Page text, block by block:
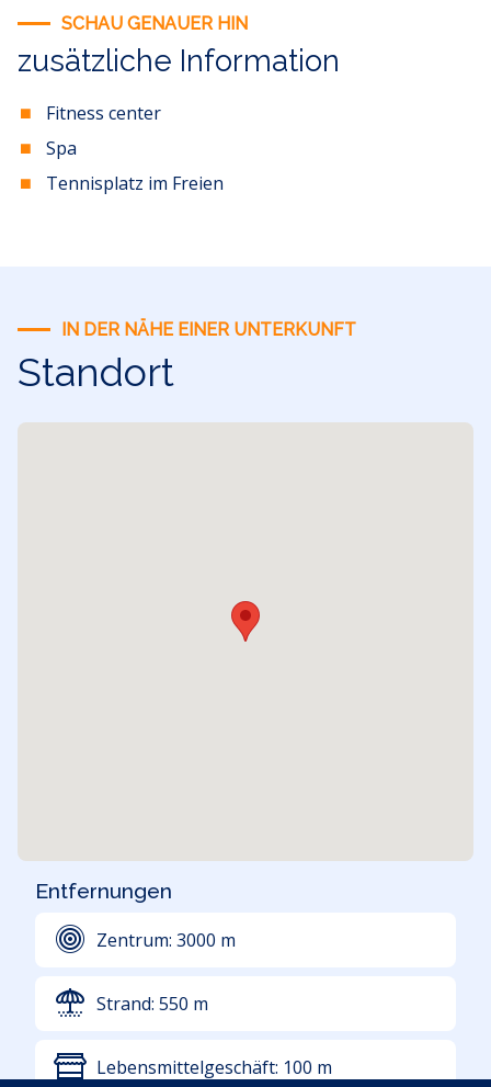
SCHAU GENAUER HIN
zusätzliche Information
Fitness center
Spa
Tennisplatz im Freien
IN DER NÄHE EINER UNTERKUNFT
Standort
Entfernungen
Zentrum: 3000 m
Strand: 550 m
Lebensmittelgeschäft: 100 m